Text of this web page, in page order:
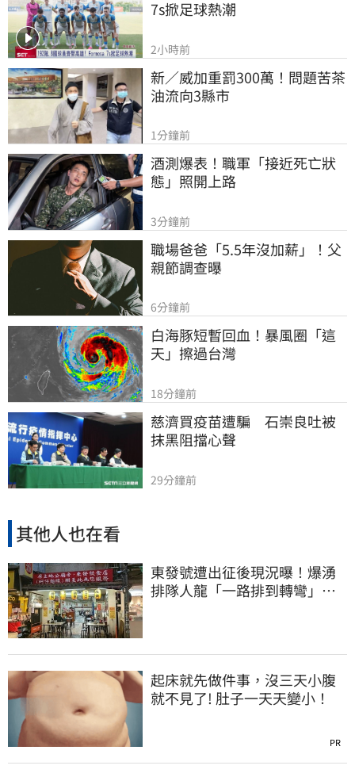
7s掀足球熱潮
2小時前
新／威加重罰300萬！問題苦茶
油流向3縣市
1分鐘前
酒測爆表！職軍「接近死亡狀
態」照開上路
3分鐘前
職場爸爸「5.5年沒加薪」！父
親節調查曝
6分鐘前
白海豚短暫回血！暴風圈「這
天」擦過台灣
18分鐘前
慈濟買疫苗遭騙　石崇良吐被
抹黑阻擋心聲
29分鐘前
其他人也在看
東發號遭出征後現況曝！爆湧
排隊人龍「一路排到轉彎」
起床就先做件事，沒三天小腹
就不見了! 肚子一天天變小！
PR